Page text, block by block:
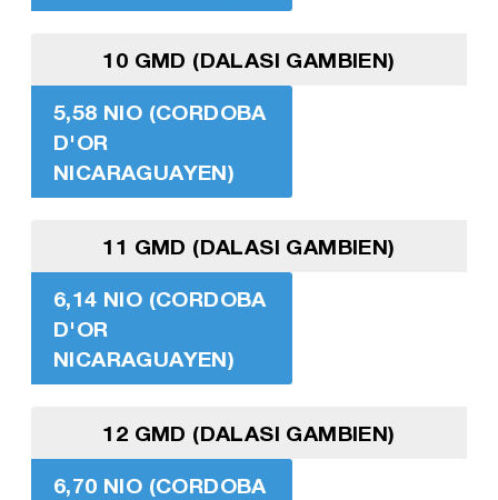
10 GMD (DALASI GAMBIEN)
5,58 NIO (CORDOBA
D'OR
NICARAGUAYEN)
11 GMD (DALASI GAMBIEN)
6,14 NIO (CORDOBA
D'OR
NICARAGUAYEN)
12 GMD (DALASI GAMBIEN)
6,70 NIO (CORDOBA